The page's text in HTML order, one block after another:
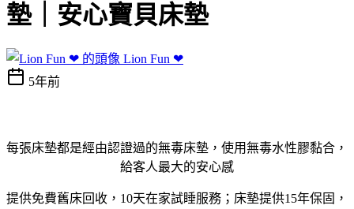
墊｜安心寶貝床墊
Lion Fun ❤
5年前
每張床墊都是經由認證過的無毒床墊，使用無毒水性膠黏合，
給客人最大的安心感
提供免費舊床回收，10天在家試睡服務；床墊提供15年保固，